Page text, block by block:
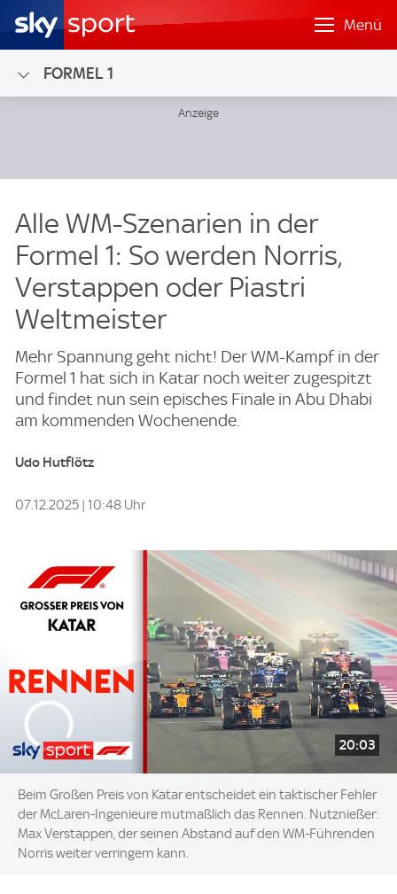
Menü
FORMEL 1
Alle WM-Szenarien in der
Formel 1: So werden Norris,
Verstappen oder Piastri
Weltmeister
Mehr Spannung geht nicht! Der WM-Kampf in der
Formel 1 hat sich in Katar noch weiter zugespitzt
und findet nun sein episches Finale in Abu Dhabi
am kommenden Wochenende.
Udo Hutflötz
07.12.2025 | 10:48 Uhr
20:03
Beim Großen Preis von Katar entscheidet ein taktischer Fehler
der McLaren-Ingenieure mutmaßlich das Rennen. Nutznießer:
Max Verstappen, der seinen Abstand auf den WM-Führenden
Norris weiter verringern kann.